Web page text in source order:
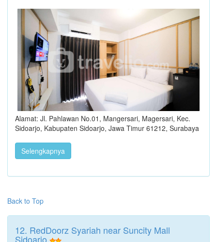
Alamat: Jl. Pahlawan No.01, Mangersari, Magersari, Kec.
Sidoarjo, Kabupaten Sidoarjo, Jawa Timur 61212, Surabaya
Selengkapnya
Back to Top
12. RedDoorz Syariah near Suncity Mall
Sidoarjo